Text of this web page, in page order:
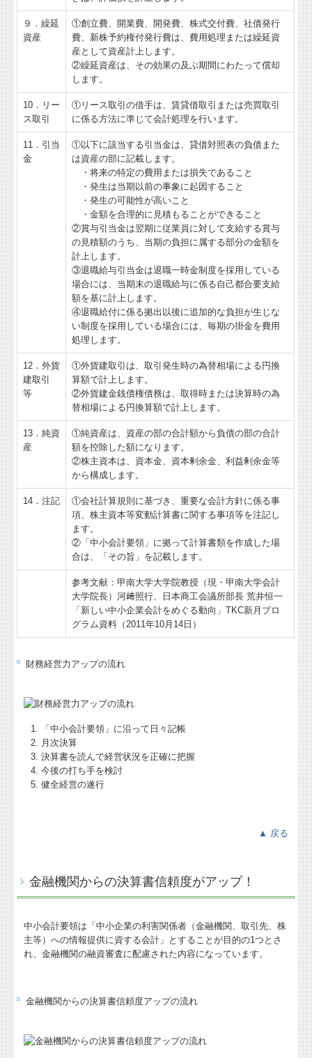
９．繰延
資産
①創立費、開業費、開発費、株式交付費、社債発行
費、新株予約権付発行費は、費用処理または繰延資
産として資産計上します。
②繰延資産は、その効果の及ぶ期間にわたって償却
します。
10．リー
ス取引
①リース取引の借手は、賃貸借取引または売買取引
に係る方法に準じて会計処理を行います。
11．引当
金
①以下に該当する引当金は、貸借対照表の負債また
は資産の部に記載します。
・将来の特定の費用または損失であること
・発生は当期以前の事象に起因すること
・発生の可能性が高いこと
・金額を合理的に見積もることができること
②賞与引当金は翌期に従業員に対して支給する賞与
の見積額のうち、当期の負担に属する部分の金額を
計上します。
③退職給与引当金は退職一時金制度を採用している
場合には、当期末の退職給与に係る自己都合要支給
額を基に計上します。
④退職給付に係る拠出以後に追加的な負担が生じな
い制度を採用している場合には、毎期の掛金を費用
処理します。
12．外貨
建取引
等
①外貨建取引は、取引発生時の為替相場による円換
算額で計上します。
②外貨建金銭債権債務は、取得時または決算時の為
替相場による円換算額で計上します。
13．純資
産
①純資産は、資産の部の合計額から負債の部の合計
額を控除した額になります。
②株主資本は、資本金、資本剰余金、利益剰余金等
から構成します。
14．注記
①会社計算規則に基づき、重要な会計方針に係る事
項、株主資本等変動計算書に関する事項等を注記し
ます。
②「中小会計要領」に拠って計算書類を作成した場
合は、「その旨」を記載します。
参考文献：甲南大学大学院教授（現・甲南大学会計
大学院長）河﨑照行、日本商工会議所部長 荒井恒一
「新しい中小企業会計をめぐる動向」TKC新月プロ
グラム資料（2011年10月14日）
財務経営力アップの流れ
「中小会計要領」に沿って日々記帳
月次決算
決算書を読んで経営状況を正確に把握
今後の打ち手を検討
健全経営の遂行
▲ 戻る
金融機関からの決算書信頼度がアップ！
中小会計要領は「中小企業の利害関係者（金融機関、取引先、株
主等）への情報提供に資する会計」とすることが目的の1つとさ
れ、金融機関の融資審査に配慮された内容になっています。
金融機関からの決算書信頼度アップの流れ